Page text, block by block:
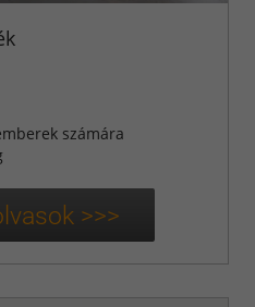
számára